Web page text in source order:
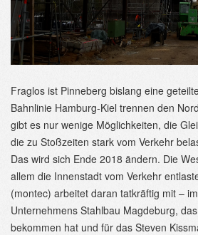
Fraglos ist Pinneberg bislang eine
Bahnlinie Hamburg-Kiel trennen den
gibt es nur wenige Möglichkeiten, die
die zu Stoßzeiten stark vom Verkehr
Das wird sich Ende 2018 ändern. Die
allem die Innenstadt vom Verkehr
(montec) arbeitet daran tatkräftig mit –
Unternehmens Stahlbau Magdeburg,
bekommen hat und für das Steven